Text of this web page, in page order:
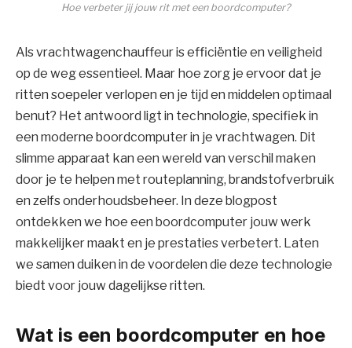
Hoe verbeter jij jouw rit met een boordcomputer?
Als vrachtwagenchauffeur is efficiëntie en veiligheid
op de weg essentieel. Maar hoe zorg je ervoor dat je
ritten soepeler verlopen en je tijd en middelen optimaal
benut? Het antwoord ligt in technologie, specifiek in
een moderne boordcomputer in je vrachtwagen. Dit
slimme apparaat kan een wereld van verschil maken
door je te helpen met routeplanning, brandstofverbruik
en zelfs onderhoudsbeheer. In deze blogpost
ontdekken we hoe een boordcomputer jouw werk
makkelijker maakt en je prestaties verbetert. Laten
we samen duiken in de voordelen die deze technologie
biedt voor jouw dagelijkse ritten.
Wat is een boordcomputer en hoe